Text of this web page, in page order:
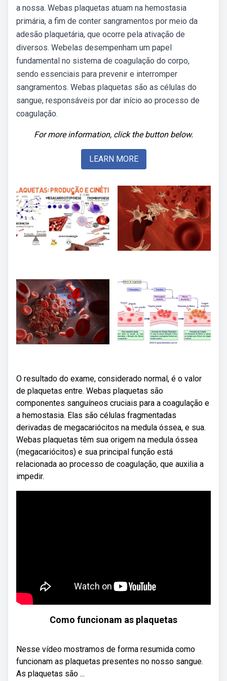
a nossa. Webas plaquetas atuam na hemostasia
primária, a fim de conter sangramentos por meio da
adesão plaquetária, que ocorre pela ativação de
diversos. Webelas desempenham um papel
fundamental no sistema de coagulação do corpo,
sendo essenciais para prevenir e interromper
sangramentos. Webas plaquetas são as células do
sangue, responsáveis por dar início ao processo de
coagulação.
For more information, click the button below.
LEARN MORE
O resultado do exame, considerado normal, é o valor
de plaquetas entre. Webas plaquetas são
componentes sanguíneos cruciais para a coagulação e
a hemostasia. Elas são células fragmentadas
derivadas de megacariócitos na medula óssea, e sua.
Webas plaquetas têm sua origem na medula óssea
(megacariócitos) e sua principal função está
relacionada ao processo de coagulação, que auxilia a
impedir.
Como funcionam as plaquetas
Nesse vídeo mostramos de forma resumida como
funcionam as plaquetas presentes no nosso sangue.
As plaquetas são ...